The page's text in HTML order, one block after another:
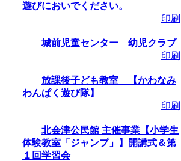
て講座「ばん
10～2026/08/
て交流広場「
07/13～
て交流広場「
遊びにおいでください。
印刷
城前児童センター 幼児クラブ
印刷
放課後子ども教室 【かわなみ
わんぱく遊び隊】
印刷
北会津公民館 主催事業【小学生
体験教室「ジャンプ」】開講式＆第
１回学習会